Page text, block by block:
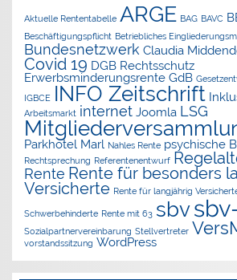
Aktuelle Rententabelle ARGE BAG BAVC
Beschäftigungspflicht Betriebliches
Bundesnetzwerk Claudia
Covid 19 DGB Rechtsschutz
Erwerbsminderungsrente GdB
IGBCE INFO Zeitschrift
Arbeitsmarkt internet Joomla LSG
Parkhotel Marl Nahles Rente psychische
Rechtsprechung Referentenentwurf
Rente Rente für besonders
Versicherte Rente für langjährig
Schwerbehinderte Rente mit 63 sbv
Sozialpartnervereinbarung Stellvertreter
vorstandssitzung WordPress